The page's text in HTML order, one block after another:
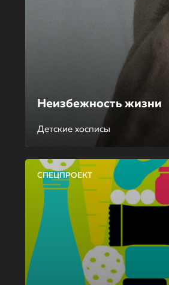
Неизбежность жизни
Детские хосписы
СПЕЦПРОЕКТ